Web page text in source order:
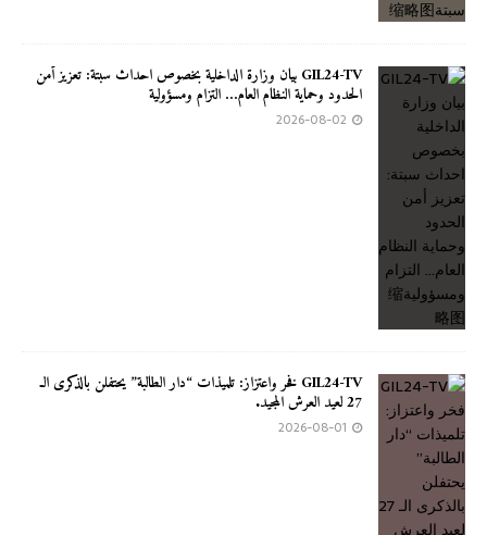
GIL24-TV بيان وزارة الداخلية بخصوص احداث سبتة: تعزيز أمن
الحدود وحماية النظام العام… التزام ومسؤولية
2026-08-02
GIL24-TV فخر واعتزاز: تلميذات “دار الطالبة” يحتفلن بالذكرى الـ
27 لعيد العرش المجيد.
2026-08-01